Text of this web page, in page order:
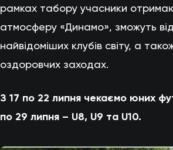
рамках табору учасники
атмосферу «Динамо», зможуть
найвідоміших клубів світу, а
оздоровчих заходах.
З 17 по 22 липня чекаємо юних
по 29 липня – U8, U9 та U10.